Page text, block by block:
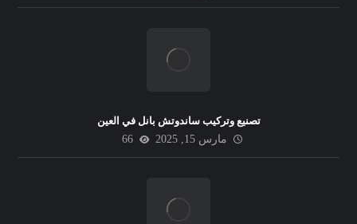
تصنيع وتركيب ساندوتش بانل في العين
مارس 15, 2025
66